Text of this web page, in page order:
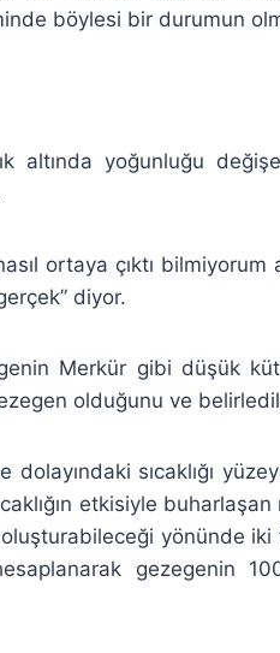
böylesi bir durumun
altında yoğunluğu
ortaya çıktı
diyor.
Merkür gibi düşük
olduğunu ve
sıcaklığı
etkisiyle
yönünde
gezegenin